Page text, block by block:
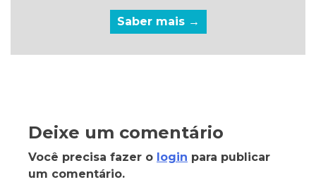
Saber mais →
Deixe um comentário
Você precisa fazer o login para publicar
um comentário.